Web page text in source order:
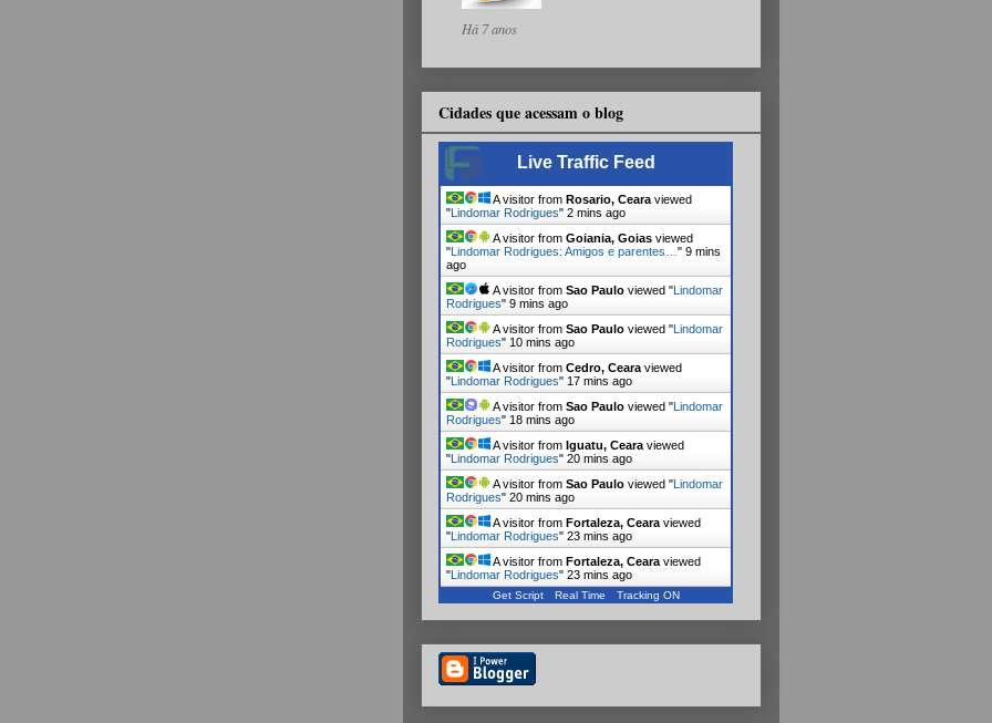
Há 7 anos
Cidades que acessam o blog
Live Traffic Feed
A visitor from Rosario, Ceara viewed
" Lindomar Rodrigues" 2 mins ago
A visitor from Goiania, Goias viewed
" Lindomar Rodrigues: Amigos e parentes… " 9 mins
ago
A visitor from Sao Paulo viewed " Lindomar
Rodrigues" 9 mins ago
A visitor from Sao Paulo viewed " Lindomar
Rodrigues" 10 mins ago
A visitor from Cedro, Ceara viewed
" Lindomar Rodrigues" 17 mins ago
A visitor from Sao Paulo viewed " Lindomar
Rodrigues" 18 mins ago
A visitor from Iguatu, Ceara viewed
" Lindomar Rodrigues" 20 mins ago
A visitor from Sao Paulo viewed " Lindomar
Rodrigues" 20 mins ago
A visitor from Fortaleza, Ceara viewed
" Lindomar Rodrigues" 23 mins ago
A visitor from Fortaleza, Ceara viewed
" Lindomar Rodrigues" 23 mins ago
Get Script Real Time Tracking ON